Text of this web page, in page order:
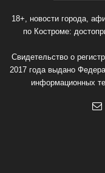
18+, новости города,
по Костроме:
Свидетельство о
2017 года выдано
информационных